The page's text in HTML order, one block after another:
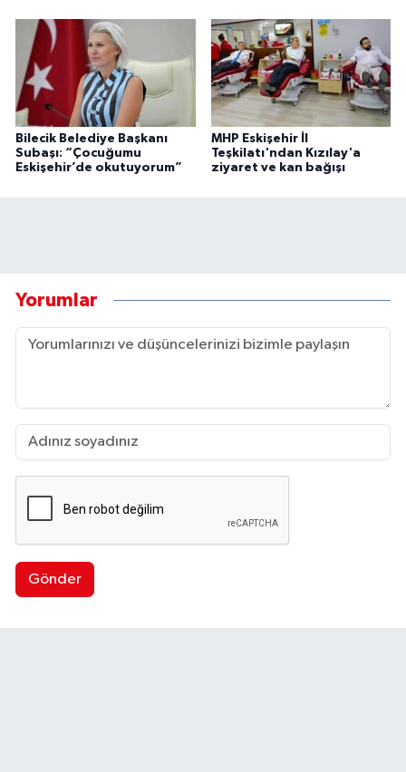
Bilecik Belediye Başkanı
Subaşı: “Çocuğumu
Eskişehir’de okutuyorum”
MHP Eskişehir İl
Teşkilatı'ndan Kızılay'a
ziyaret ve kan bağışı
Yorumlar
Gönder